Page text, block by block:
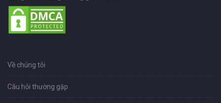
Về chúng tôi
Câu hỏi thường gặp